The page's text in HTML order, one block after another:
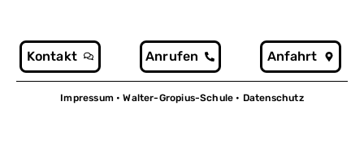
Kontakt Anrufen Anfahrt
Impressum• Walter-Gropius-Schule • Datenschutz